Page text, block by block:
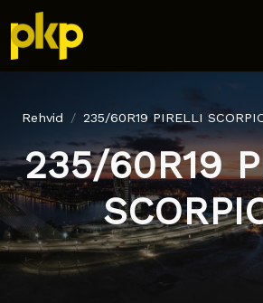
Rehvid 235/60R19 PIRELLI
235/60R19